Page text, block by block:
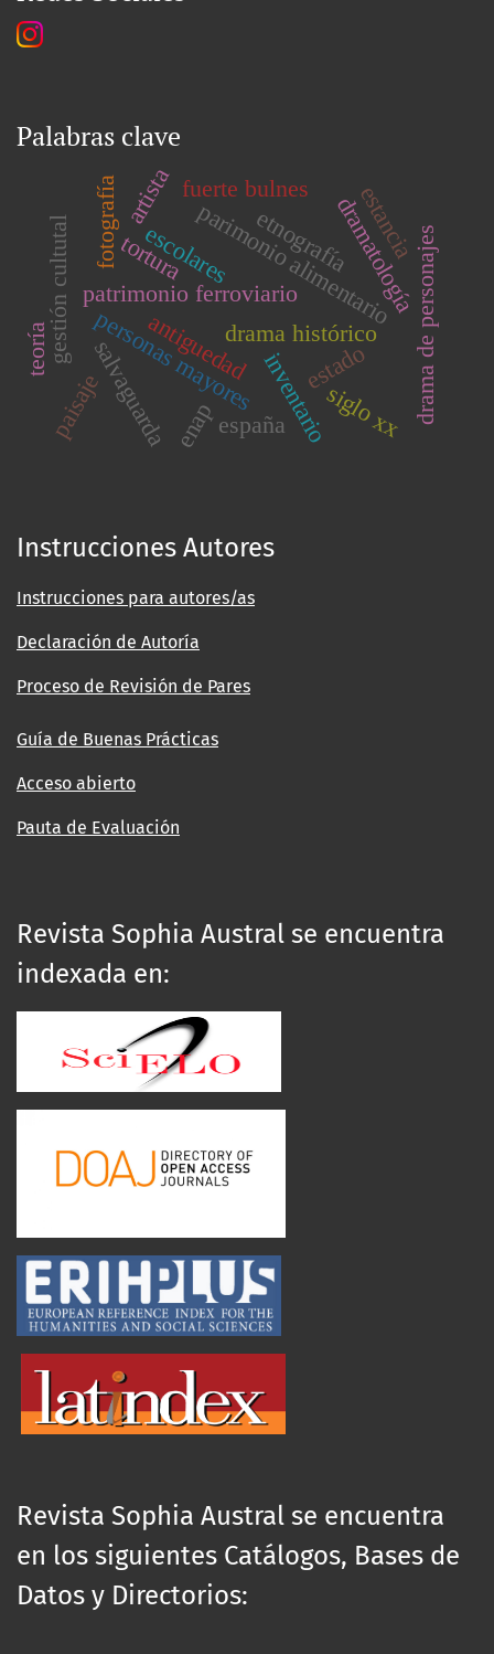
Palabras clave
escolaresparimonio alimentario
patrimonio ferroviario dramatologíadrama de personajes
drama histórico
fuerte bulnes
personas mayores
salvaguardaantiguedad
inventarioestado
fotografía
gestión cultutal
siglo xx
españa
etnografía
paisaje enap
tortura
teoría
estancia
artista
Instrucciones Autores
Instrucciones para autores/as
Declaración de Autoría
Proceso de Revisión de Pares
Guía de Buenas Prácticas
Acceso abierto
Pauta de Evaluación
Revista Sophia Austral se encuentra
indexada en:
Revista Sophia Austral se encuentra
en los siguientes Catálogos, Bases de
Datos y Directorios: